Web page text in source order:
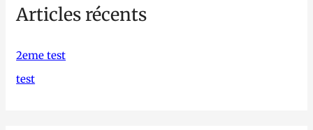
e
c
h
Articles récents
2eme test
test